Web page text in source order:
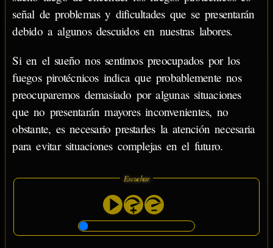
señal de problemas y dificultades que se presentarán
debido a algunos descuidos en nuestras labores.
Si en el sueño nos sentimos preocupados por los
fuegos pirotécnicos indica que probablemente nos
preocuparemos demasiado por algunas situaciones
que no presentarán mayores inconvenientes, no
obstante, es necesario prestarles la atención necesaria
para evitar situaciones complejas en el futuro.
Escuchar